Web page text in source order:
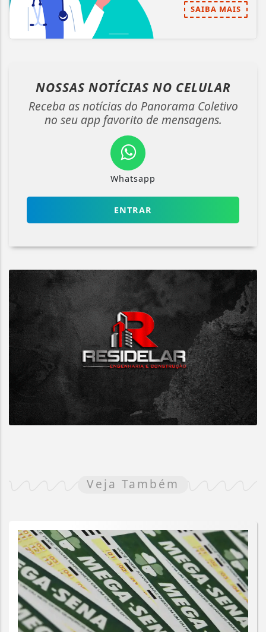
SAIBA MAIS
NOSSAS NOTÍCIAS NO CELULAR
Receba as notícias do Panorama Coletivo
no seu app favorito de mensagens.
Whatsapp
ENTRAR
Veja Também